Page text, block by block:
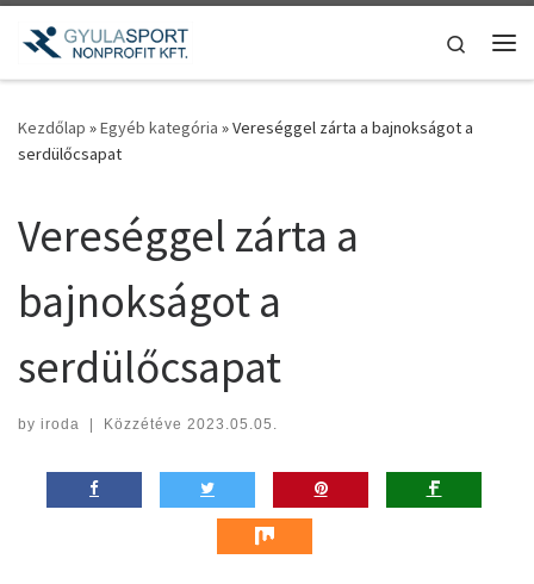
Teljes tartalom megjelenítése
Search
Kezdőlap »Egyéb kategória »Vereséggel zárta a bajnokságot a
serdülőcsapat
Vereséggel zárta a
bajnokságot a
serdülőcsapat
by iroda | Közzétéve 2023.05.05.